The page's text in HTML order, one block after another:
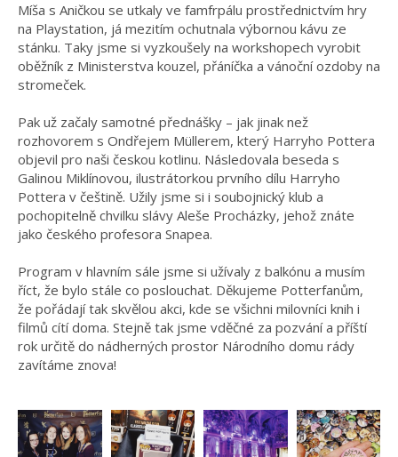
Míša s Aničkou se utkaly ve famfrpálu prostřednictvím hry
na Playstation, já mezitím ochutnala výbornou kávu ze
stánku. Taky jsme si vyzkoušely na workshopech vyrobit
oběžník z Ministerstva kouzel, přáníčka a vánoční ozdoby na
stromeček.
Pak už začaly samotné přednášky – jak jinak než
rozhovorem s Ondřejem Müllerem, který Harryho Pottera
objevil pro naši českou kotlinu. Následovala beseda s
Galinou Miklínovou, ilustrátorkou prvního dílu Harryho
Pottera v češtině. Užily jsme si i soubojnický klub a
pochopitelně chvilku slávy Aleše Procházky, jehož znáte
jako českého profesora Snapea.
Program v hlavním sále jsme si užívaly z balkónu a musím
říct, že bylo stále co poslouchat. Děkujeme Potterfanům,
že pořádají tak skvělou akci, kde se všichni milovníci knih i
filmů cítí doma. Stejně tak jsme vděčné za pozvání a příští
rok určitě do nádherných prostor Národního domu rády
zavítáme znova!